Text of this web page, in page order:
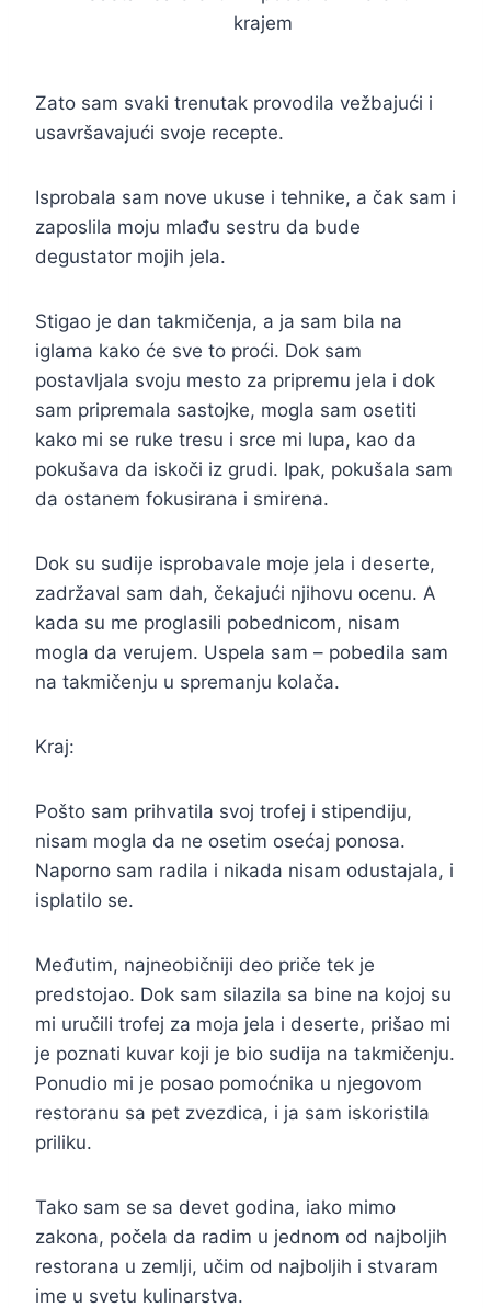
krajem
Zato sam svaki trenutak provodila vežbajući i
usavršavajući svoje recepte.
Isprobala sam nove ukuse i tehnike, a čak sam i
zaposlila moju mlađu sestru da bude
degustator mojih jela.
Stigao je dan takmičenja, a ja sam bila na
iglama kako će sve to proći. Dok sam
postavljala svoju mesto za pripremu jela i dok
sam pripremala sastojke, mogla sam osetiti
kako mi se ruke tresu i srce mi lupa, kao da
pokušava da iskoči iz grudi. Ipak, pokušala sam
da ostanem fokusirana i smirena.
Dok su sudije isprobavale moje jela i deserte,
zadržaval sam dah, čekajući njihovu ocenu. A
kada su me proglasili pobednicom, nisam
mogla da verujem. Uspela sam – pobedila sam
na takmičenju u spremanju kolača.
Kraj:
Pošto sam prihvatila svoj trofej i stipendiju,
nisam mogla da ne osetim osećaj ponosa.
Naporno sam radila i nikada nisam odustajala, i
isplatilo se.
Međutim, najneobičniji deo priče tek je
predstojao. Dok sam silazila sa bine na kojoj su
mi uručili trofej za moja jela i deserte, prišao mi
je poznati kuvar koji je bio sudija na takmičenju.
Ponudio mi je posao pomoćnika u njegovom
restoranu sa pet zvezdica, i ja sam iskoristila
priliku.
Tako sam se sa devet godina, iako mimo
zakona, počela da radim u jednom od najboljih
restorana u zemlji, učim od najboljih i stvaram
ime u svetu kulinarstva.